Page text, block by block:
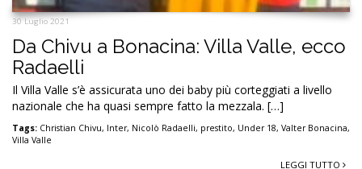
30 Luglio 2021
Da Chivu a Bonacina: Villa Valle, ecco
Radaelli
Il Villa Valle s’è assicurata uno dei baby più corteggiati a livello
nazionale che ha quasi sempre fatto la mezzala. […]
Tags: Christian Chivu, Inter, Nicolò Radaelli, prestito, Under 18, Valter Bonacina,
Villa Valle
LEGGI TUTTO